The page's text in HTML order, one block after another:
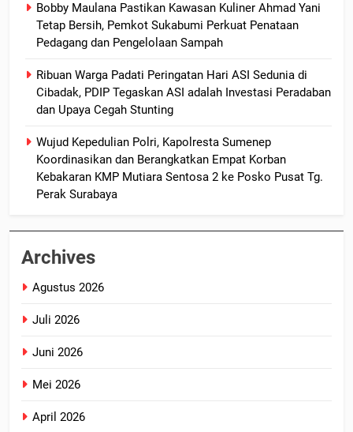
Bobby Maulana Pastikan Kawasan Kuliner Ahmad Yani
Tetap Bersih, Pemkot Sukabumi Perkuat Penataan
Pedagang dan Pengelolaan Sampah
Ribuan Warga Padati Peringatan Hari ASI Sedunia di
Cibadak, PDIP Tegaskan ASI adalah Investasi Peradaban
dan Upaya Cegah Stunting
Wujud Kepedulian Polri, Kapolresta Sumenep
Koordinasikan dan Berangkatkan Empat Korban
Kebakaran KMP Mutiara Sentosa 2 ke Posko Pusat Tg.
Perak Surabaya
Archives
Agustus 2026
Juli 2026
Juni 2026
Mei 2026
April 2026